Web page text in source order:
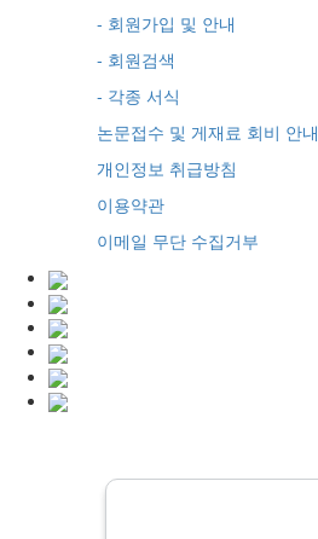
- 회원가입 및 안내
- 회원검색
- 각종 서식
논문접수 및 게재료 회비 안내
개인정보 취급방침
이용약관
이메일 무단 수집거부